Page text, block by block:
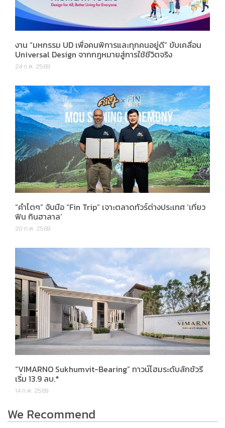
งาน “มหกรรม UD เพื่อคนพิการและทุกคนอยู่ดี” ขับเคลื่อน
Universal Design จากกฎหมายสู่การใช้ชีวิตจริง
24 ก.ค. 2569
“คำโตๆ” จับมือ “Fin Trip” เจาะตลาดทัวร์ต่างประเทศ ‘เที่ยว
ฟิน กินฮาลาล’
20 ก.ค. 2569
“VIMARNO Sukhumvit-Bearing” ทาวน์โฮมระดับลักชัวรี
เริ่ม 13.9 ลบ.*
14 ก.ค. 2569
We Recommend